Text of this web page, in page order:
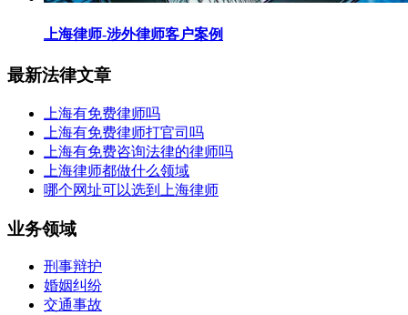
上海律师-涉外律师客户案例
最新法律文章
上海有免费律师吗
上海有免费律师打官司吗
上海有免费咨询法律的律师吗
上海律师都做什么领域
哪个网址可以选到上海律师
业务领域
刑事辩护
婚姻纠纷
交通事故